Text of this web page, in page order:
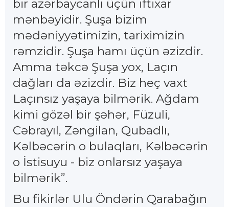
bir azərbaycanlı üçün iftixar
mənbəyidir. Şuşa bizim
mədəniyyətimizin, tariximizin
rəmzidir. Şuşa hamı üçün əzizdir.
Amma təkcə Şuşa yox, Laçın
dağları da əzizdir. Biz heç vaxt
Laçınsız yaşaya bilmərik. Ağdam
kimi gözəl bir şəhər, Füzuli,
Cəbrayıl, Zəngilan, Qubadlı,
Kəlbəcərin o bulaqları, Kəlbəcərin
o İstisuyu - biz onlarsız yaşaya
bilmərik”.
Bu fikirlər Ulu Öndərin Qarabağın